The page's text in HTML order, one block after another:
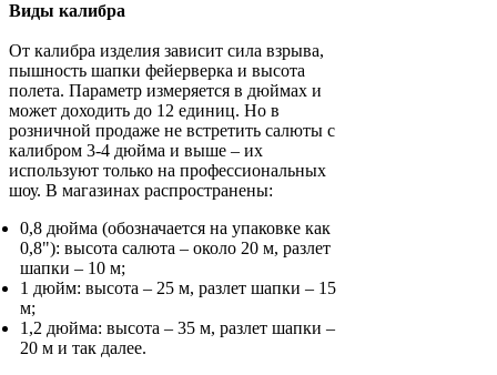
Виды калибра
От калибра изделия зависит сила взрыва,
пышность шапки фейерверка и высота
полета. Параметр измеряется в дюймах и
может доходить до 12 единиц. Но в
розничной продаже не встретить салюты с
калибром 3-4 дюйма и выше – их
используют только на профессиональных
шоу. В магазинах распространены:
0,8 дюйма (обозначается на упаковке как
0,8"): высота салюта – около 20 м, разлет
шапки – 10 м;
1 дюйм: высота – 25 м, разлет шапки – 15
м;
1,2 дюйма: высота – 35 м, разлет шапки –
20 м и так далее.